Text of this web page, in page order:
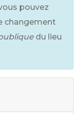
pouvez
changement
du lieu